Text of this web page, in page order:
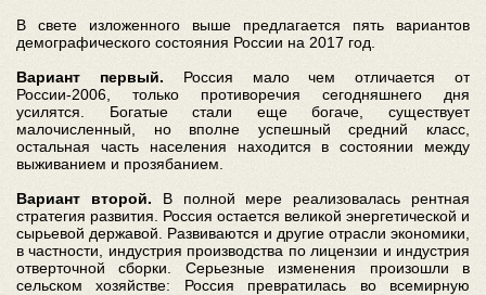
В свете изложенного выше предлагается пять вариантов
демографического состояния России на 2017 год.
Вариант первый. Россия мало чем отличается от
России-2006, только противоречия сегодняшнего дня
усилятся. Богатые стали еще богаче, существует
малочисленный, но вполне успешный средний класс,
остальная часть населения находится в состоянии между
выживанием и прозябанием.
Вариант второй. В полной мере реализовалась рентная
стратегия развития. Россия остается великой энергетической и
сырьевой державой. Развиваются и другие отрасли экономики,
в частности, индустрия производства по лицензии и индустрия
отверточной сборки. Серьезные изменения произошли в
сельском хозяйстве: Россия превратилась во всемирную